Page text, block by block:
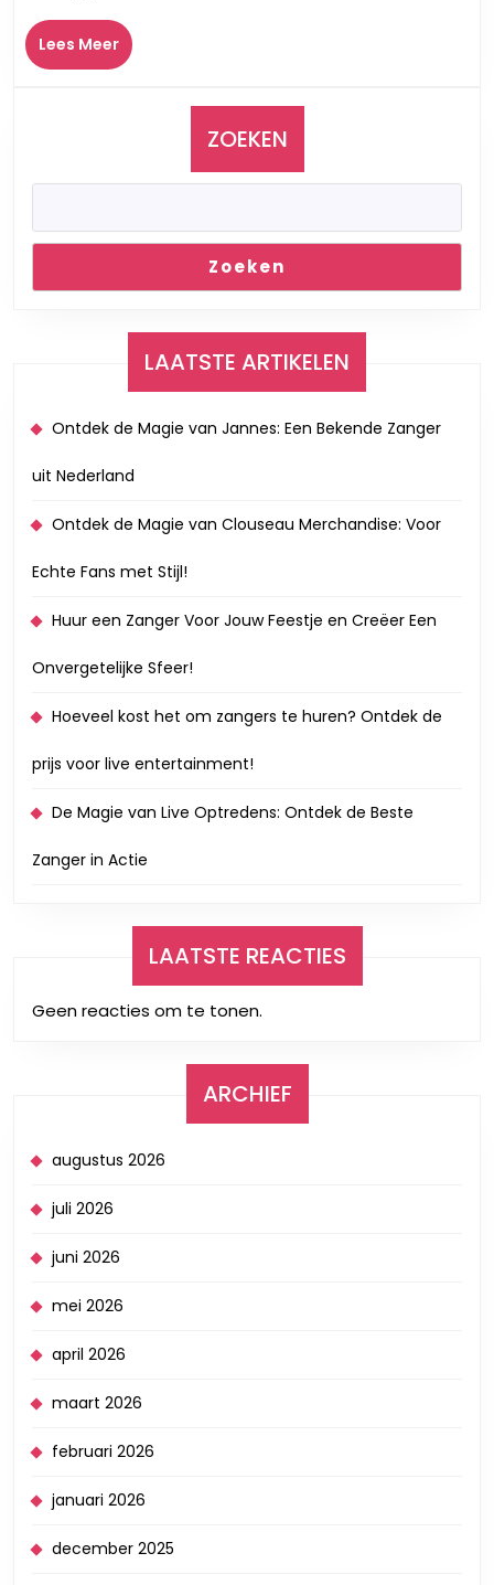
Lees MeerLees
Meer
ZOEKEN
Zoeken
LAATSTE ARTIKELEN
Ontdek de Magie van Jannes: Een Bekende Zanger
uit Nederland
Ontdek de Magie van Clouseau Merchandise: Voor
Echte Fans met Stijl!
Huur een Zanger Voor Jouw Feestje en Creëer Een
Onvergetelijke Sfeer!
Hoeveel kost het om zangers te huren? Ontdek de
prijs voor live entertainment!
De Magie van Live Optredens: Ontdek de Beste
Zanger in Actie
LAATSTE REACTIES
Geen reacties om te tonen.
ARCHIEF
augustus 2026
juli 2026
juni 2026
mei 2026
april 2026
maart 2026
februari 2026
januari 2026
december 2025